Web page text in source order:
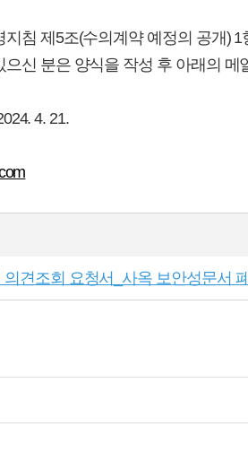
지침 제5조(수의계약 예정의 공개)
으신 분은 양식을 작성 후 아래의 메
4. 21.
견조회 요청서_사옥 보안성문서